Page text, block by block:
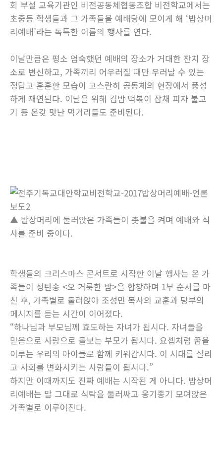
회 부설 교육기관인 비전공동체협동조합 비전학교에서는
초중등 학생들과 그 가족들을 예배당에 모이게 해 ‘밥상머
리예배’라는 독특한 이름의 행사를 연다.
이날만큼은 평소 엄숙했던 예배의 장소가 거대한 잔치 장
소로 변신하고, 가족끼리 어우러질 때만 우러날 수 있는
정답고 훈훈한 모습이 고스란히 공동체의 현장에서 풍성
하게 재연된다. 이날을 위해 김밥 떡볶이 잡채 피자 불고
기 등 온갖 맛난 먹거리들도 준비된다.
▲ 밥상머리에 둘러앉은 가족들이 촛불을 켜며 예배와 식
사를 준비 중이다.
학생들의 크리스마스 콘서트로 시작한 이날 행사는 온 가
족들이 성탄송 <오 거룩한 밤>을 합창하며 1부 순서를 마
친 후, 가족별로 둘러앉아 조성민 목사의 교훈과 당부의
메시지를 듣는 시간이 이어졌다.
“하나님과 부모님께 효도하는 자녀가 됩시다. 자녀들을
믿음으로 사랑으로 돌보는 부모가 됩시다. 요셉처럼 꿈을
이루는 우리의 아이들로 함께 키워갑시다. 이 시대를 살리
고 사회를 변화시키는 사람들이 됩시다.”
하지만 이때까지도 진짜 예배는 시작된 게 아니다. 밥상머
리예배는 말 그대로 식탁을 둘러싸고 옹기종기 모여앉은
가족별로 이루어진다.